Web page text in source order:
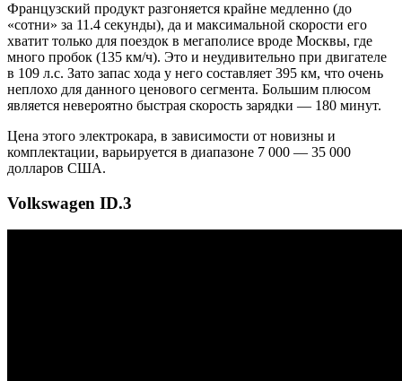
Французский продукт разгоняется крайне медленно (до
«сотни» за 11.4 секунды), да и максимальной скорости его
хватит только для поездок в мегаполисе вроде Москвы, где
много пробок (135 км/ч). Это и неудивительно при двигателе
в 109 л.с. Зато запас хода у него составляет 395 км, что очень
неплохо для данного ценового сегмента. Большим плюсом
является невероятно быстрая скорость зарядки — 180 минут.
Цена этого электрокара, в зависимости от новизны и
комплектации, варьируется в диапазоне 7 000 — 35 000
долларов США.
Volkswagen ID.3